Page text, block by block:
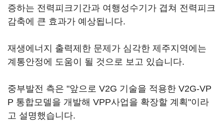
증하는 전력피크기간과 여행성수기가 겹쳐 전력피크
감축에 큰 효과가 예상됩니다.
재생에너지 출력제한 문제가 심각한 제주지역에는
계통안정에 도움이 될 것으로 보고 있습니다.
중부발전 측은 "앞으로 V2G 기술을 적용한 V2G-VP
P 통합모델을 개발해 VPP사업을 확장할 계획"이라
고 설명했습니다.